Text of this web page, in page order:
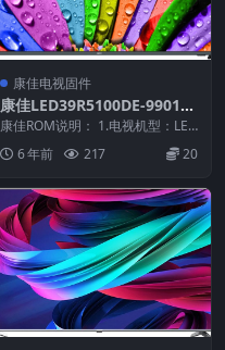
康佳电视固件
康佳LED39R5100DE-990109
30-V1.1.05原厂系统刷机电视
固件包下载
康佳ROM说明： 1.电视机型：LED
39R5100DE 2.物料号：99010...
6 年前 217 20